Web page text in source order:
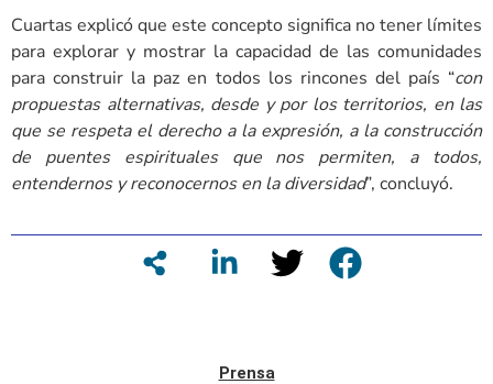
Cuartas explicó que este concepto significa no tener límites
para explorar y mostrar la capacidad de las comunidades
para construir la paz en todos los rincones del país “con
propuestas alternativas, desde y por los territorios, en las
que se respeta el derecho a la expresión, a la construcción
de puentes espirituales que nos permiten, a todos,
entendernos y reconocernos en la diversidad”, concluyó.
Prensa